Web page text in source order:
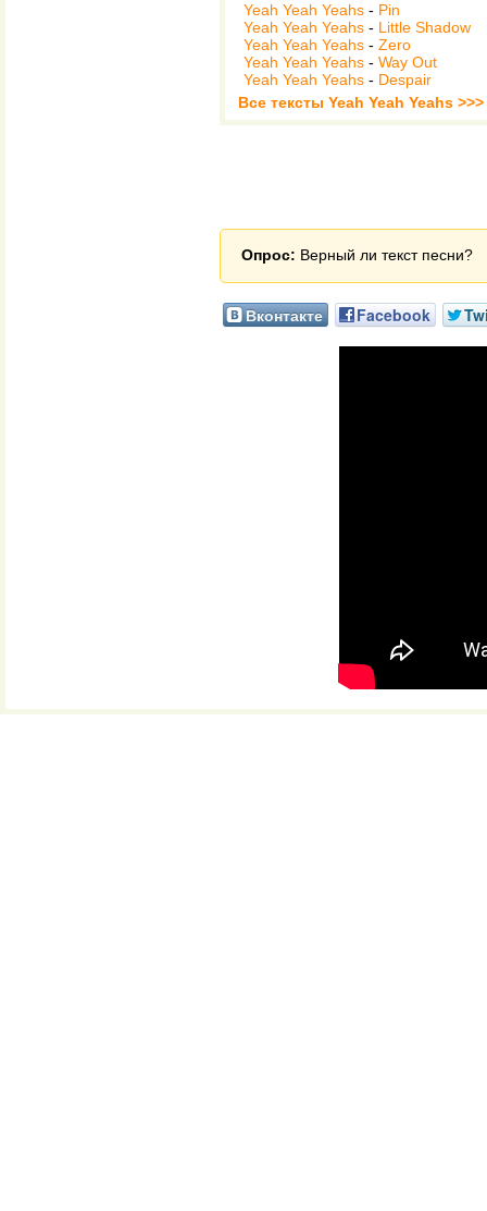
Yeah Yeah Yeahs - Pin
Yeah Yeah Yeahs - Little Shadow
Yeah Yeah Yeahs - Zero
Yeah Yeah Yeahs - Way Out
Yeah Yeah Yeahs - Despair
Все тексты Yeah Yeah Yeahs >>>
Опрос: Верный ли текст песни?
Вконтакте Facebook